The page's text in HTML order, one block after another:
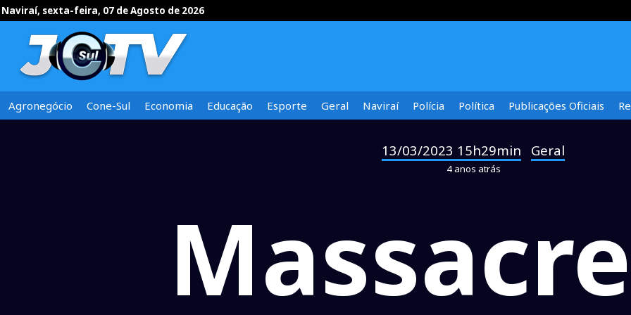
Naviraí, sexta-feira, 07 de Agosto de 2026
Agronegócio Cone-Sul Economia Educação Esporte Geral Naviraí Polícia Política Publicações Oficiais
13/03/2023 15h29min Geral
4 anos atrás